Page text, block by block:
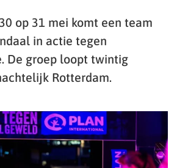
op 31 mei komt een team
in actie tegen
De groep loopt twintig
Rotterdam.